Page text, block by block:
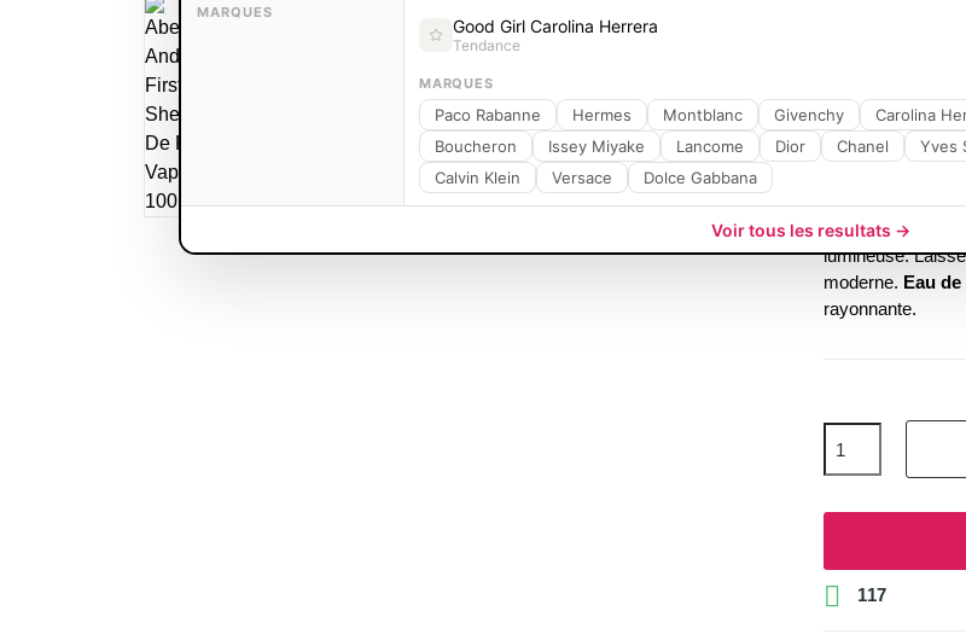
Titre
Instinct
Découvrez
CetteEau de
lumineuse.
moderne. Eau
rayonnante.
 117
MARQUES
Good Girl Carolina Herrera
Tendance
MARQUES
Paco Rabanne Hermes Montblanc Givenchy Carolina
Boucheron
Issey Miyake Lancome Dior Chanel Yves
Calvin Klein
Versace Dolce Gabbana
Voir tous les resultats →